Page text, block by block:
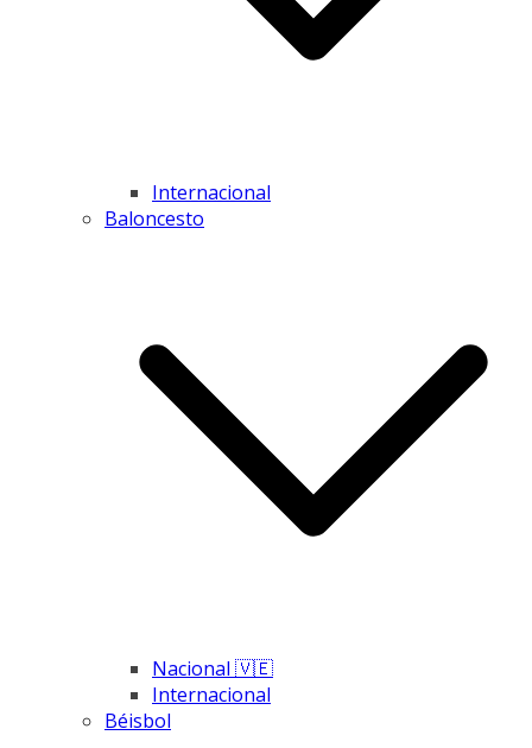
Internacional
Baloncesto
Nacional 🇻🇪
Internacional
Béisbol